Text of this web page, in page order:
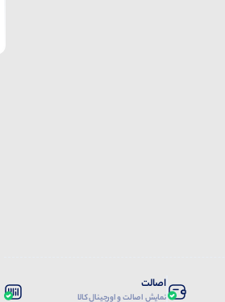
اصالت
نمایش اصالت و اورجینال کالا